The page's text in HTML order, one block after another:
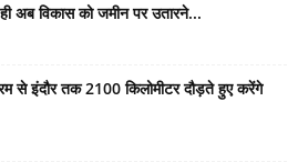
अब विकास को जमीन पर उतारने...
से इंदौर तक 2100 किलोमीटर दौड़ते हुए करेंगे